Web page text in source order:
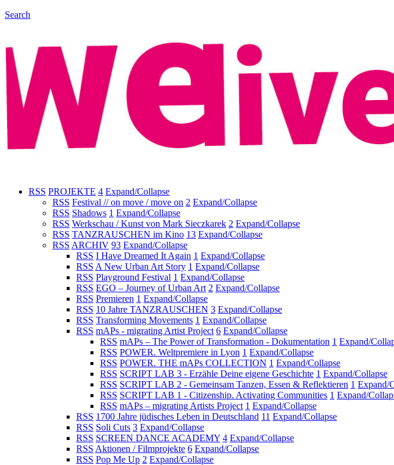
Search
RSS PROJEKTE 4 Expand/Collapse
RSS Festival // on move / move on 2 Expand/Collapse
RSS Shadows 1 Expand/Collapse
RSS Werkschau / Kunst von Mark Sieczkarek 2 Expand/Collapse
RSS TANZRAUSCHEN im Kino 13 Expand/Collapse
RSS ARCHIV 93 Expand/Collapse
RSS I Have Dreamed It Again 1 Expand/Collapse
RSS A New Urban Art Story 1 Expand/Collapse
RSS Playground Festival 1 Expand/Collapse
RSS EGO – Journey of Urban Art 2 Expand/Collapse
RSS Premieren 1 Expand/Collapse
RSS 10 Jahre TANZRAUSCHEN 3 Expand/Collapse
RSS Transforming Movements 1 Expand/Collapse
RSS mAPs - migrating Artist Project 6 Expand/Collapse
RSS mAPs – The Power of Transformation - Dokumentation 1 Expand/
RSS POWER. Weltpremiere in Lyon 1 Expand/Collapse
RSS POWER. THE mAPs COLLECTION 1 Expand/Collapse
RSS SCRIPT LAB 3 - Erzähle Deine eigene Geschichte 1 Expand/Collapse
RSS SCRIPT LAB 2 - Gemeinsam Tanzen, Essen & Reflektieren 1 Expand/
RSS SCRIPT LAB 1 - Citizenship. Activating Communities 1 Expand/
RSS mAPs – migrating Artists Project 1 Expand/Collapse
RSS 1700 Jahre jüdisches Leben in Deutschland 11 Expand/Collapse
RSS Soli Cuts 3 Expand/Collapse
RSS SCREEN DANCE ACADEMY 4 Expand/Collapse
RSS Aktionen / Filmprojekte 6 Expand/Collapse
RSS Pop Me Up 2 Expand/Collapse